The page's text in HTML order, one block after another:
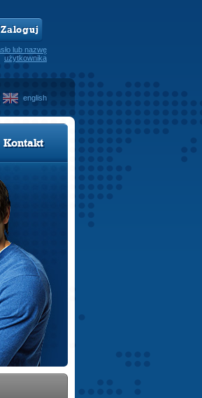
Zaloguj
lub nazwę
użytkownika
english
Kontakt